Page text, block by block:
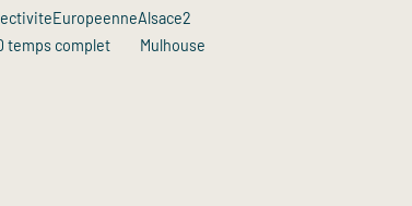
temps complet
Mulhouse